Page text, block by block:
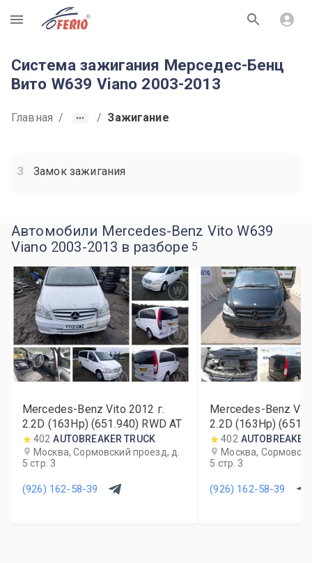
R
Система зажигания Мерседес-Бенц
Вито W639 Viano 2003-2013
Главная / / Зажигание
Замок зажигания
Автомобили Mercedes-Benz Vito W639
Viano 2003-2013 в разборе 5
Mercedes-Benz Vito 2012 г.
2.2D (163Hp) (651.940) RWD AT
402 AUTOBREAKER TRUCK
Москва, Сормовский проезд, д.
5 стр. 3
(926) 162-58-39
Mercedes-Benz
2.2D (163Hp)
402 AUTOBREAKER
Москва,
5 стр. 3
(926) 162-58-39